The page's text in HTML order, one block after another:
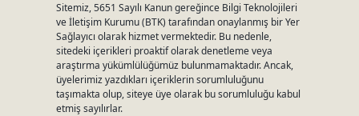
Sitemiz, 5651 Sayılı Kanun gereğince Bilgi Teknolojileri
ve İletişim Kurumu (BTK) tarafından onaylanmış bir Yer
Sağlayıcı olarak hizmet vermektedir. Bu nedenle,
sitedeki içerikleri proaktif olarak denetleme veya
araştırma yükümlülüğümüz bulunmamaktadır. Ancak,
üyelerimiz yazdıkları içeriklerin sorumluluğunu
taşımakta olup, siteye üye olarak bu sorumluluğu kabul
etmiş sayılırlar.